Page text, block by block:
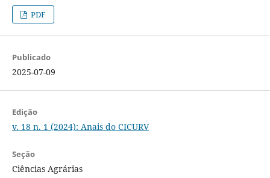
PDF
Publicado
2025-07-09
Edição
v. 18 n. 1 (2024): Anais do CICURV
Seção
Ciências Agrárias